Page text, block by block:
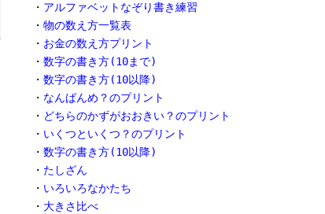
・ アルファベットなぞり書き練習
・ 物の数え方一覧表
・ お金の数え方プリント
・ 数字の書き方(10まで)
・ 数字の書き方(10以降)
・ なんばんめ？のプリント
・ どちらのかずがおおきい？のプリント
・ いくつといくつ？のプリント
・ 数字の書き方(10以降)
・ たしざん
・ いろいろなかたち
・ 大きさ比べ